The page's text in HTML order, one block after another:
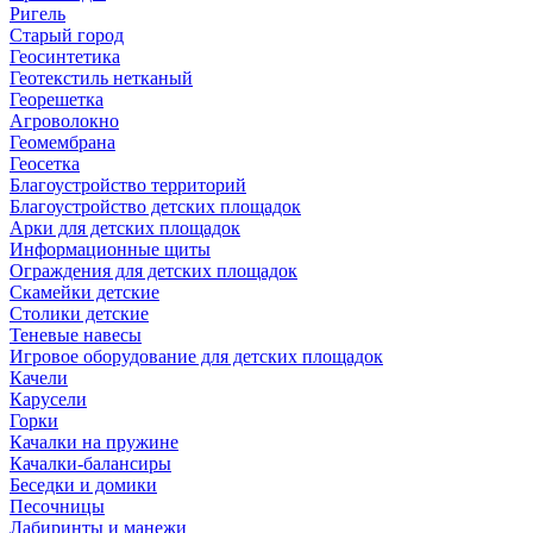
Ригель
Старый город
Геосинтетика
Геотекстиль нетканый
Георешетка
Агроволокно
Геомембрана
Геосетка
Благоустройство территорий
Благоустройство детских площадок
Арки для детских площадок
Информационные щиты
Ограждения для детских площадок
Скамейки детские
Столики детские
Теневые навесы
Игровое оборудование для детских площадок
Качели
Карусели
Горки
Качалки на пружине
Качалки-балансиры
Беседки и домики
Песочницы
Лабиринты и манежи